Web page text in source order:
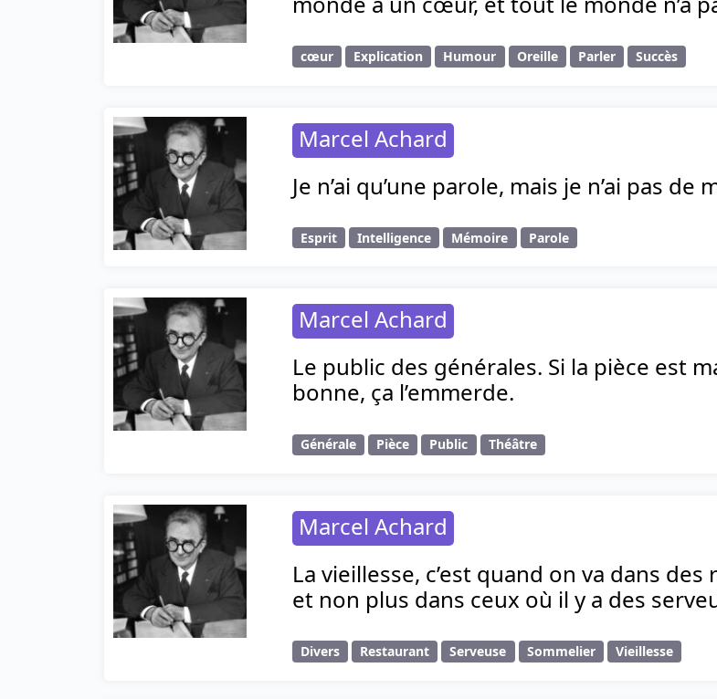
cœur Explication Humour Oreille Parler Succès
Marcel Achard
Je n’ai qu’une parole, mais je n’ai pas de
Esprit Intelligence Mémoire Parole
Marcel Achard
Le public des générales. Si la pièce est
bonne, ça l’emmerde.
Générale Pièce Public Théâtre
Marcel Achard
La vieillesse, c’est quand on va dans
et non plus dans ceux où il y a des
Divers Restaurant Serveuse Sommelier Vieillesse